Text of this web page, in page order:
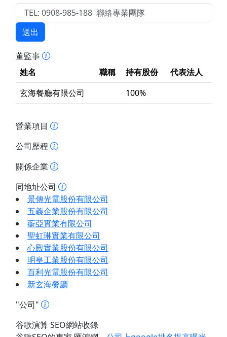
送出
董監事
姓名
職稱 持有股份
代表法人
玄海餐廳有限公司
100%
營業項目
公司歷程
關係企業
同地址公司
景傳光電股份有限公司
五義企業股份有限公司
蘅亞實業有限公司
聖虹琳實業有限公司
心殿實業股份有限公司
明皇工業股份有限公司
百利光電股份有限公司
新玄海餐廳
"公司"
谷歌演算 SEO網站收錄